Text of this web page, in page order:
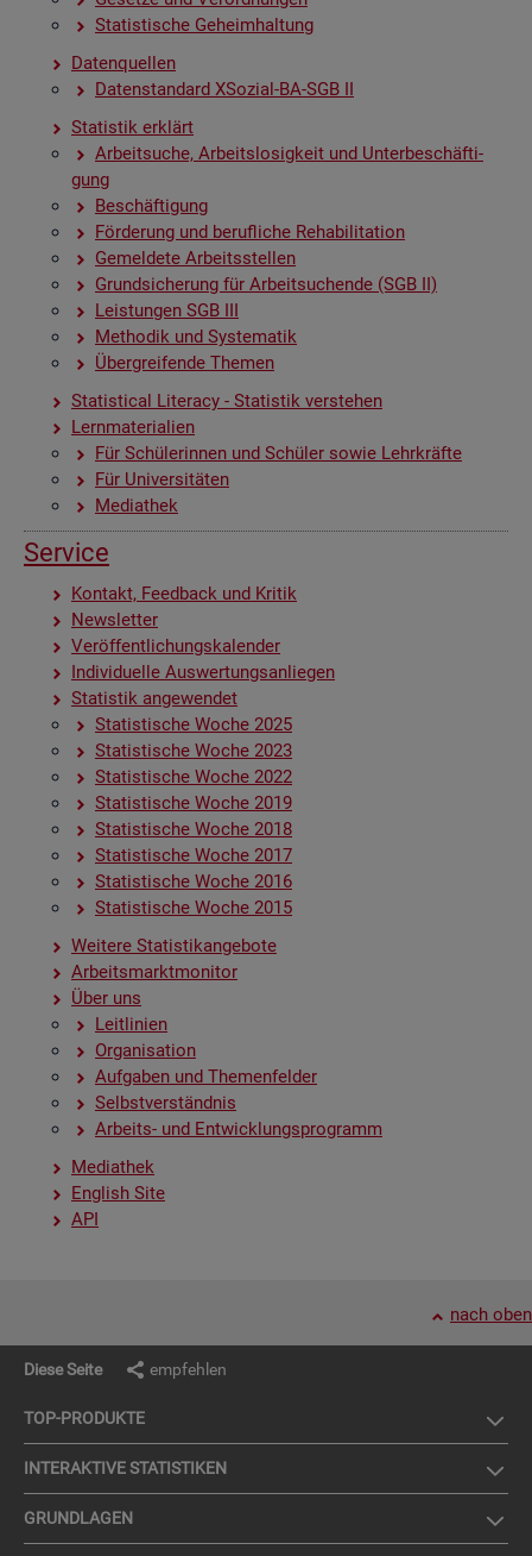
Sta­tis­ti­sche Ge­heim­hal­tung
Da­ten­quel­len
Da­ten­stan­dard XSo­zi­al-BA-SGB II
Sta­tis­tik er­klärt
Ar­beit­su­che, Ar­beits­lo­sig­keit und Un­ter­be­schäf­ti­
gung
Be­schäf­ti­gung
För­de­rung und be­ruf­li­che Re­ha­bi­li­ta­ti­on
Ge­mel­de­te Ar­beits­stel­len
Grund­si­che­rung für Ar­beit­su­chen­de (SGB II)
Leis­tun­gen SGB III
Me­tho­dik und Sys­te­ma­tik
Über­grei­fen­de The­men
Sta­ti­s­ti­cal Li­te­r­acy - Sta­tis­tik ver­ste­hen
Lern­ma­te­ria­li­en
Für Schü­le­rin­nen und Schü­ler sowie Lehr­kräf­te
Für Uni­ver­si­tä­ten
Me­dia­thek
Ser­vice
Kon­takt, Feed­back und Kri­tik
News­let­ter
Ver­öf­fent­li­chungs­ka­len­der
In­di­vi­du­el­le Aus­wer­tungs­an­lie­gen
Sta­tis­tik an­ge­wen­det
Sta­tis­ti­sche Woche 2025
Sta­tis­ti­sche Woche 2023
Sta­tis­ti­sche Woche 2022
Sta­tis­ti­sche Woche 2019
Sta­tis­ti­sche Woche 2018
Sta­tis­ti­sche Woche 2017
Sta­tis­ti­sche Woche 2016
Sta­tis­ti­sche Woche 2015
Wei­te­re Sta­tis­tik­an­ge­bo­te
Ar­beits­markt­mo­ni­tor
Über uns
Leit­li­ni­en
Or­ga­ni­sa­ti­on
Auf­ga­ben und The­men­fel­der
Selbst­ver­ständ­nis
Ar­beits- und Ent­wick­lungs­pro­gramm
Me­dia­thek
English Site
API
nach oben
Diese Seite empfehlen
TOP-PRO­DUK­TE
IN­TER­AK­TI­VE STA­TIS­TI­KEN
GRUND­LA­GEN